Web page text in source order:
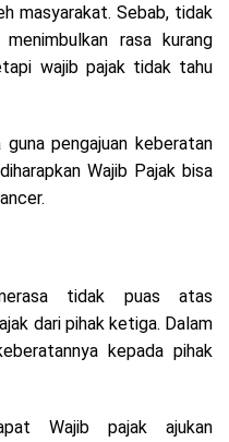
masyarakat. Sebab, tidak
rasa kurang
wajib pajak tidak tahu
pengajuan keberatan
Wajib Pajak bisa
tidak puas atas
dari pihak ketiga. Dalam
kepada pihak
Wajib pajak ajukan